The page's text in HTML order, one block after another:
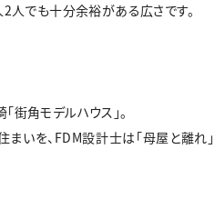
人でも十分余裕がある広さです。
街角モデルハウス」。
いを、FDM設計士は「母屋と離れ